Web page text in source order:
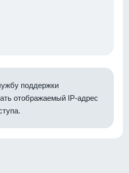
поддержки
отображаемый IP-адрес